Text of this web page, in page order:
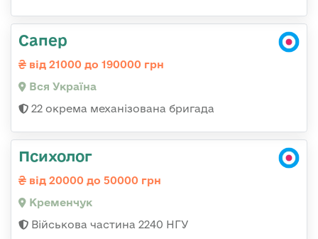
Сапер
від 21000 до 190000 грн
Вся Україна
22 окрема механізована бригада
Психолог
від 20000 до 50000 грн
Кременчук
Військова частина 2240 НГУ